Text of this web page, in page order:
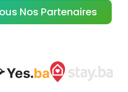
Nos Partenaires